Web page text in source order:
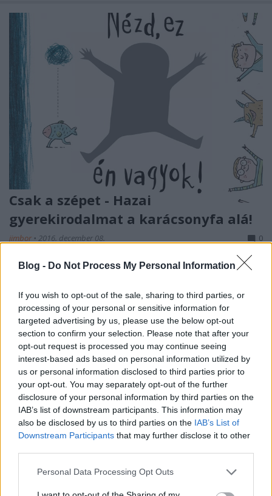
Blog - Do Not Process My Personal Information
If you wish to opt-out of the sale, sharing to third parties, or
processing of your personal or sensitive information for
targeted advertising by us, please use the below opt-out
section to confirm your selection. Please note that after your
opt-out request is processed you may continue seeing
interest-based ads based on personal information utilized by
us or personal information disclosed to third parties prior to
your opt-out. You may separately opt-out of the further
disclosure of your personal information by third parties on the
IAB’s list of downstream participants. This information may
also be disclosed by us to third parties on the IAB’s List of
Downstream Participants that may further disclose it to other
Please note that this website/app uses one or more Google
Personal Data Processing Opt Outs
Csak a szépet - Hazai
gyerekirodalmat a karácsonyfa alá!
jimbor • 2016. december 08. 0
Karácsonykor minden gyereknek jár egy könyv!
polcain elképesztő mennyiség és változatos minőség
fogadja az ajándékot keresőket. Hogy biztosan
minőségi kötet legyen az ajándék, ahhoz nyújt
segítséget az alábbi válogatásunk. Kizárólag magyar
szerzőktől…